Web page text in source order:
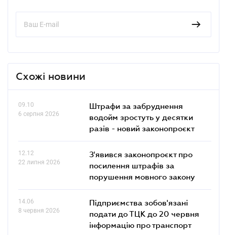
Схожі новини
09.10
6 серпня 2026
Штрафи за забруднення
водойм зростуть у десятки
разів - новий законопроєкт
12.12
22 липня 2026
З'явився законопроєкт про
посилення штрафів за
порушення мовного закону
14.06
8 червня 2026
Підприємства зобов'язані
подати до ТЦК до 20 червня
інформацію про транспорт